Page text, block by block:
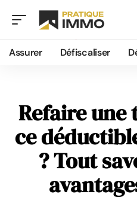
Assurer Défiscaliser
Refaire une
ce
? Tout